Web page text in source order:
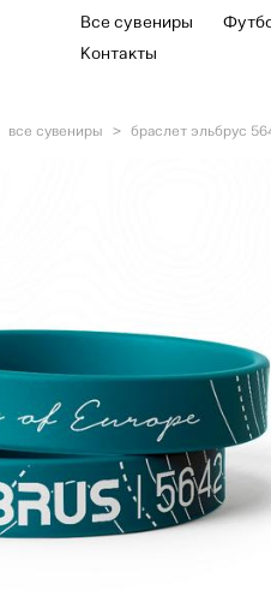
Все сувениры
Контакты
Все сувениры
Контакты
все сувениры > браслет эльбрус